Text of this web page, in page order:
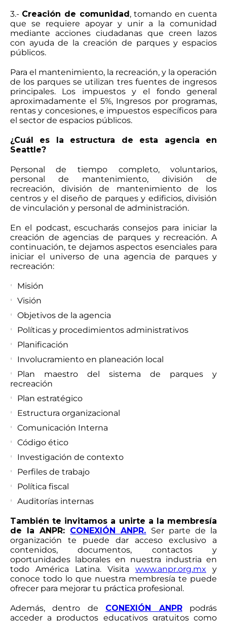
3.- Creación de comunidad , tomando en cuenta
que se requiere apoyar y unir a la comunidad
mediante acciones ciudadanas que creen lazos
con ayuda de la creación de parques y espacios
públicos.
Para el mantenimiento, la recreación, y la operación
de los parques se utilizan tres fuentes de ingresos
principales. Los impuestos y el fondo general
aproximadamente el 5%, Ingresos por programas,
rentas y concesiones, e impuestos específicos para
el sector de espacios públicos.
¿Cuál es la estructura de esta agencia en
Seattle?
Personal de tiempo completo, voluntarios,
personal de mantenimiento, división de
recreación, división de mantenimiento de los
centros y el diseño de parques y edificios, división
de vinculación y personal de administración.
En el podcast, escucharás consejos para iniciar la
creación de agencias de parques y recreación. A
continuación, te dejamos aspectos esenciales para
iniciar el universo de una agencia de parques y
recreación:
Misión
Visión
Objetivos de la agencia
Políticas y procedimientos administrativos
Planificación
Involucramiento en planeación local
Plan maestro del sistema de parques y
recreación
Plan estratégico
Estructura organizacional
Comunicación Interna
Código ético
Investigación de contexto
Perfiles de trabajo
Política fiscal
Auditorías internas
También te invitamos a unirte a la membresía
de la ANPR: CONEXIÓN ANPR. Ser parte de la
organización te puede dar acceso exclusivo a
contenidos, documentos, contactos y
oportunidades laborales en nuestra industria en
todo América Latina. Visitawww.anpr.org.mx y
conoce todo lo que nuestra membresía te puede
ofrecer para mejorar tu práctica profesional.
Además, dentro de CONEXIÓN ANPRpodrás
acceder a productos educativos gratuitos como